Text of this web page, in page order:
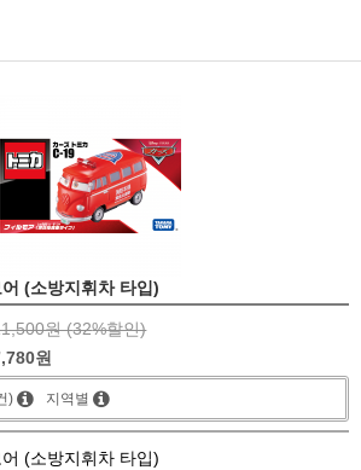
(소방지휘차 타입)
원 (32%할인)
원
) 지역별
(소방지휘차 타입)